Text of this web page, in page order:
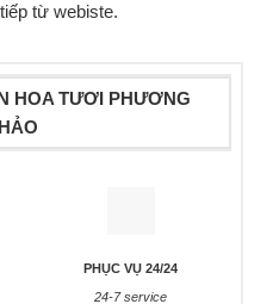
từ webiste.
HOA TƯƠI PHƯƠNG
PHỤC VỤ 24/24
24-7 service